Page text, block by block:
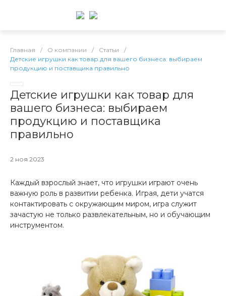
Главная / О компании / Статьи
/
Детские игрушки как товар для вашего бизнеса: выбираем
продукцию и поставщика правильно
Детские игрушки как товар для
вашего бизнеса: выбираем
продукцию и поставщика
правильно
2 ноя 2023
Каждый взрослый знает, что игрушки играют очень
важную роль в развитии ребенка. Играя, дети учатся
контактировать с окружающим миром, игра служит
зачастую не только развлекательным, но и обучающим
инструментом.